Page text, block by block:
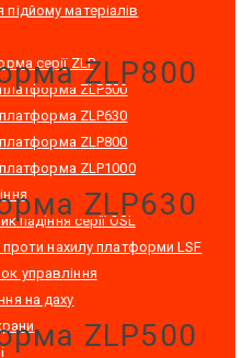
матеріалів
серії ZLP
платформа ZLP500
платформа ZLP630
платформа ZLP800
платформа ZLP1000
падіння серії OSL
проти нахилу платформи LSF
управління
на даху
ZLP800
ZLP630
ZLP500